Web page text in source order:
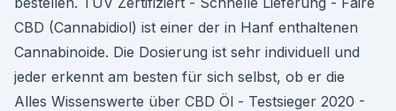
CBD (Cannabidiol) ist einer der in Hanf enthaltenen
Cannabinoide. Die Dosierung ist sehr individuell und
jeder erkennt am besten für sich selbst, ob er die
Alles Wissenswerte über CBD Öl - Testsieger 2020 -